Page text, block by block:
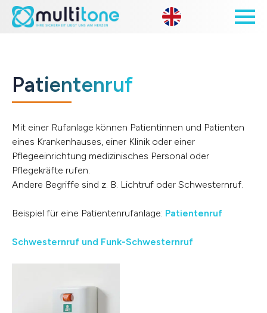
Open site
Patientenruf
Mit einer Rufanlage können Patientinnen und Patienten
eines Krankenhauses, einer Klinik oder einer
Pflegeeinrichtung medizinisches Personal oder
Pflegekräfte rufen.
Andere Begriffe sind z. B. Lichtruf oder Schwesternruf.
Beispiel für eine Patientenrufanlage: Patientenruf
Schwesternruf und Funk-Schwesternruf